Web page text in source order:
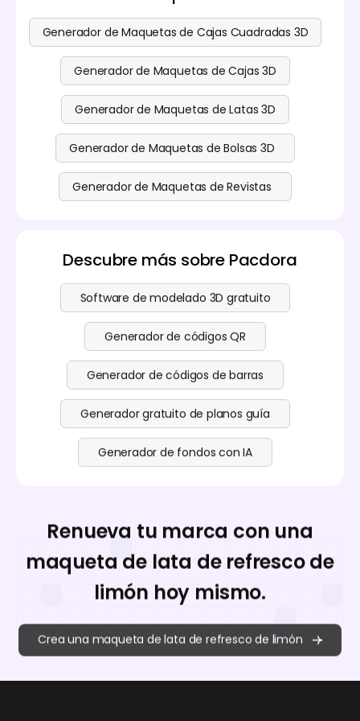
Generador de Maquetas de Cajas Cuadradas 3D
Generador de Maquetas de Cajas 3D
Generador de Maquetas de Latas 3D
Generador de Maquetas de Bolsas 3D
Generador de Maquetas de Revistas
Descubre más sobre Pacdora
Software de modelado 3D gratuito
Generador de códigos QR
Generador de códigos de barras
Generador gratuito de planos guía
Generador de fondos con IA
Renueva tu marca con una
maqueta de lata de refresco de
limón hoy mismo.
Crea una maqueta de lata de refresco de limón